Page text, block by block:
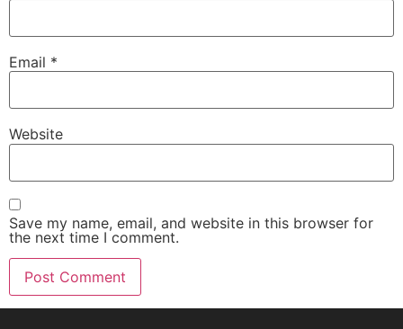
Email *
Website
Save my name, email, and website in this browser for
the next time I comment.